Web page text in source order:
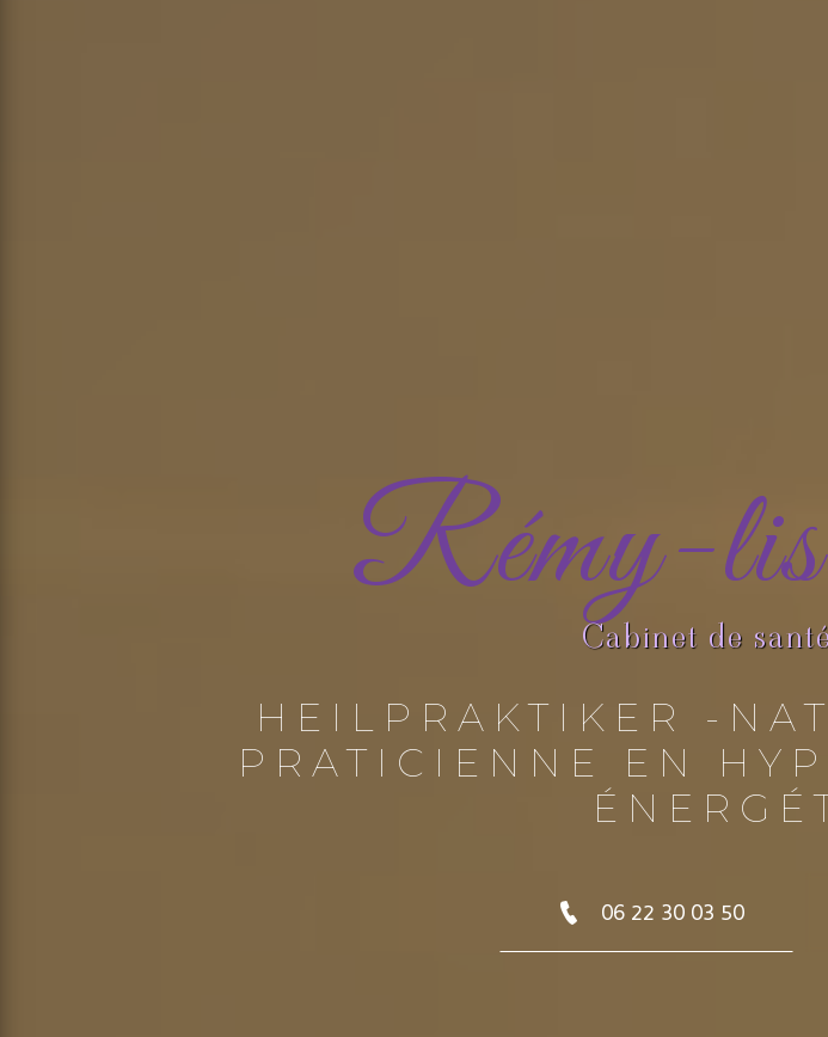
Rémy-
Cabinet de
HEILPRAKTIKER -
PRATICIENNE EN
06 22 30 03 50